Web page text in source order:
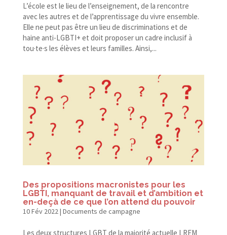
L’école est le lieu de l’enseignement, de la rencontre
avec les autres et de l’apprentissage du vivre ensemble.
Elle ne peut pas être un lieu de discriminations et de
haine anti-​LGBTI+ et doit proposer un cadre inclusif à
tou·te·s les élèves et leurs familles. Ainsi,...
Des propositions macronistes pour les
LGBTI, manquant de travail et d’ambition et
en-​deçà de ce que l’on attend du pouvoir
10 Fév 2022| Documents de campagne
Les deux structures LGBT de la majorité actuelle LREM